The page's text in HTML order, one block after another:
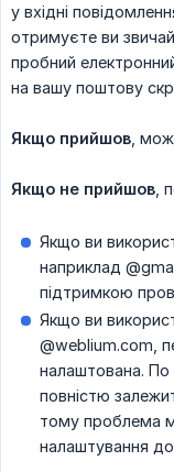
у вхідні
отримуєте ви
пробний
на вашу поштову
Якщо прийшов ,
Якщо не прийшов ,
Якщо ви
наприклад
підтримкою
Якщо ви
@weblium.com,
налаштована. По
повністю
тому проблема
налаштування